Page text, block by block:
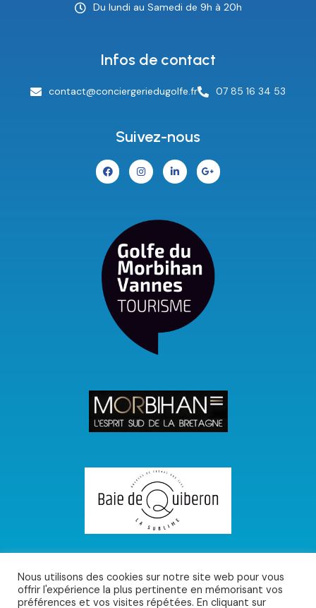
Du lundi au Samedi de 9h à 20h
Infos de contact
contact@conciergeriedugolfe.fr 07 85 16 34 53
Suivez-nous
Nous utilisons des cookies sur notre site web pour vous
offrir l'expérience la plus pertinente en mémorisant vos
préférences et vos visites répétées. En cliquant sur